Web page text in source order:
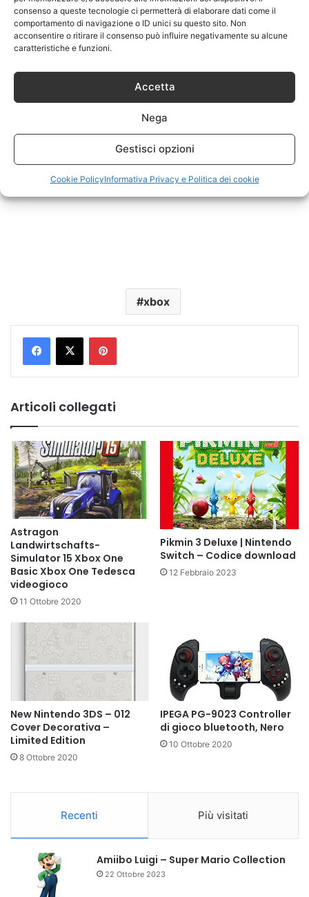
consenso a queste tecnologie ci permetterà di elaborare dati come il
comportamento di navigazione o ID unici su questo sito. Non
acconsentire o ritirare il consenso può influire negativamente su alcune
caratteristiche e funzioni.
Accetta
Nega
Gestisci opzioni
Cookie PolicyInformativa Privacy e Politica dei cookie
xbox
Pinterest
Articoli collegati
Astragon
Landwirtschafts-
Simulator 15 Xbox One
Basic Xbox One Tedesca
videogioco
11 Ottobre 2020
Pikmin 3 Deluxe | Nintendo
Switch – Codice download
12 Febbraio 2023
New Nintendo 3DS – 012
Cover Decorativa –
Limited Edition
8 Ottobre 2020
IPEGA PG-9023 Controller
di gioco bluetooth, Nero
10 Ottobre 2020
Recenti Più visitati
Amiibo Luigi – Super Mario Collection
22 Ottobre 2023